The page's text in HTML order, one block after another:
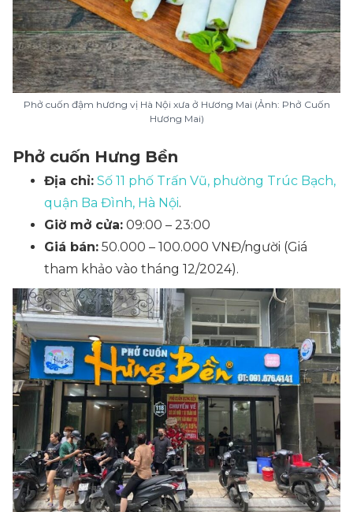
Phở cuốn đậm hương vị Hà Nội xưa ở Hương Mai (Ảnh: Phở Cuốn
Hương Mai)
Phở cuốn Hưng Bền
Địa chỉ: Số 11 phố Trấn Vũ, phường Trúc Bạch,
quận Ba Đình, Hà Nội.
Giờ mở cửa: 09:00 – 23:00
Giá bán: 50.000 – 100.000 VNĐ/người (Giá
tham khảo vào tháng 12/2024).